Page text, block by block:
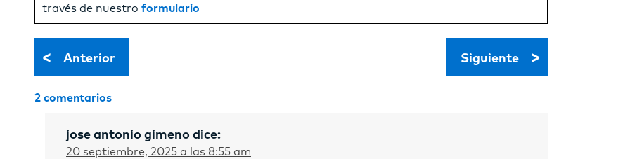
través de nuestro formulario
< Anterior Siguiente >
2 comentarios
jose antonio gimeno dice:
20 septiembre, 2025 a las 8:55 am